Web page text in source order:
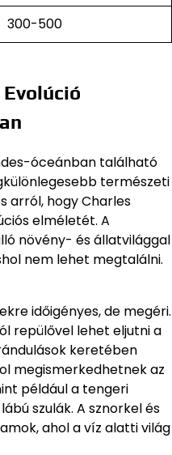
300-500
óceánban található
természeti
arról, hogy Charles
elméletét. A
növény- és állatvilággal
nem lehet megtalálni.
időigényes, de megéri.
repülővel lehet eljutni a
keretében
megismerkedhetnek az
például a tengeri
szulák. A sznorkel és
ahol a víz alatti világ